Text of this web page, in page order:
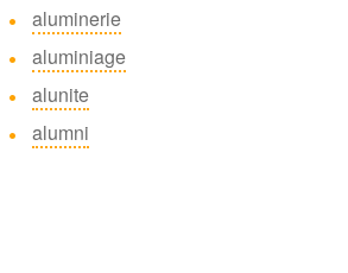
aluminerie
aluminiage
alunite
alumni